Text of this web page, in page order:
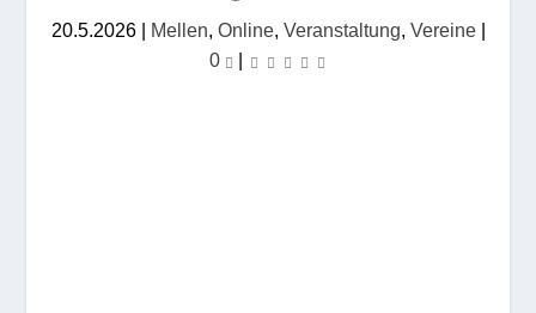
20.5.2026| Mellen, Online, Veranstaltung, Vereine|
0
|